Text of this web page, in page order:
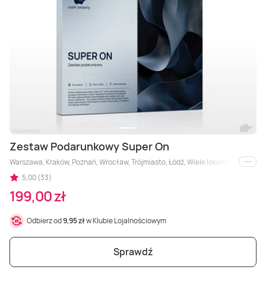
Zestaw Podarunkowy Super On
Warszawa, Kraków, Poznań, Wrocław, Trójmiasto, Łódź, Wiele lokalizacji,
i inne
5,00 (33)
199,00 zł
Odbierz od9,95 złw Klubie Lojalnościowym
Sprawdź